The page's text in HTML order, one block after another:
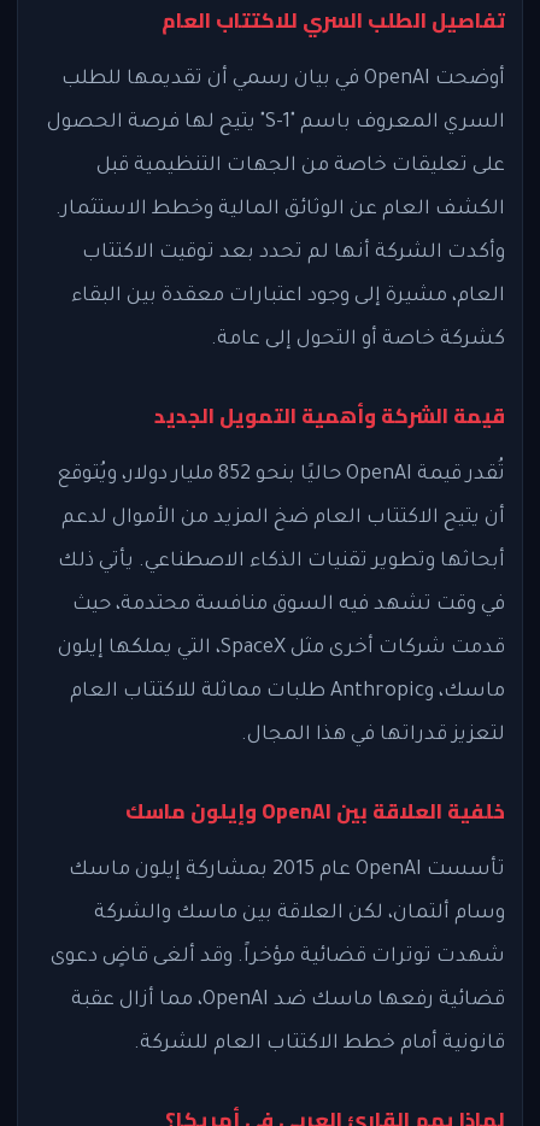
تفاصيل الطلب السري للاكتتاب العام
أوضحت OpenAI في بيان رسمي أن تقديمها للطلب
السري المعروف باسم "S-1" يتيح لها فرصة الحصول
على تعليقات خاصة من الجهات التنظيمية قبل
الكشف العام عن الوثائق المالية وخطط الاستثمار.
وأكدت الشركة أنها لم تحدد بعد توقيت الاكتتاب
العام، مشيرة إلى وجود اعتبارات معقدة بين البقاء
كشركة خاصة أو التحول إلى عامة.
قيمة الشركة وأهمية التمويل الجديد
تُقدر قيمة OpenAI حاليًا بنحو 852 مليار دولار، ويُتوقع
أن يتيح الاكتتاب العام ضخ المزيد من الأموال لدعم
أبحاثها وتطوير تقنيات الذكاء الاصطناعي. يأتي ذلك
في وقت تشهد فيه السوق منافسة محتدمة، حيث
قدمت شركات أخرى مثل SpaceX، التي يملكها إيلون
ماسك، وAnthropic طلبات مماثلة للاكتتاب العام
لتعزيز قدراتها في هذا المجال.
خلفية العلاقة بين OpenAI وإيلون ماسك
تأسست OpenAI عام 2015 بمشاركة إيلون ماسك
وسام ألتمان، لكن العلاقة بين ماسك والشركة
شهدت توترات قضائية مؤخراً. وقد ألغى قاضٍ دعوى
قضائية رفعها ماسك ضد OpenAI، مما أزال عقبة
قانونية أمام خطط الاكتتاب العام للشركة.